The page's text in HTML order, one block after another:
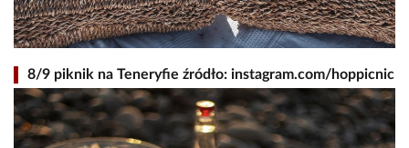
8/9 piknik na Teneryfie źródło: instagram.com/hoppicnic